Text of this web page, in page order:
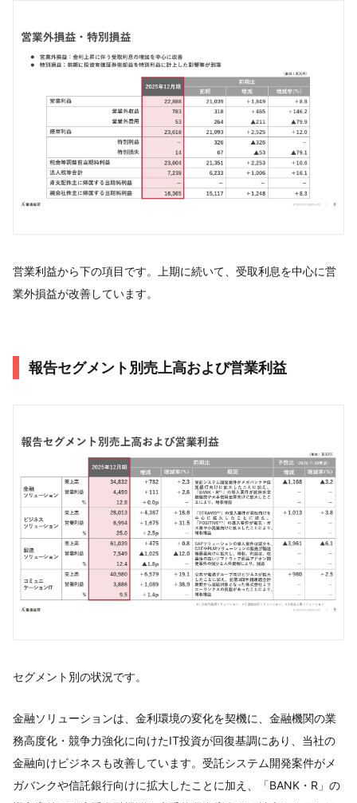
営業利益から下の項⽬です。上期に続いて、受取利息を中⼼に営
業外損益が改善しています。
報告セグメント別売上⾼および営業利益
セグメント別の状況です。
⾦融ソリューションは、⾦利環境の変化を契機に、⾦融機関の業
務⾼度化・競争⼒強化に向けたIT投資が回復基調にあり、当社の
⾦融向けビジネスも改善しています。受託システム開発案件がメ
ガバンクや信託銀⾏向けに拡⼤したことに加え、「BANK・R」の